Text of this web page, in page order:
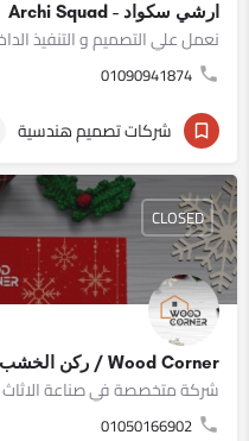
ارشي سكواد - Archi Squad
نعمل علي التصميم و التنفيذ
01090941874
شركات تصميم هندسية
Wood Corner / ركن الخشب
شركة متخصصة في صناعة الاثاث
01050166902
CLOSED